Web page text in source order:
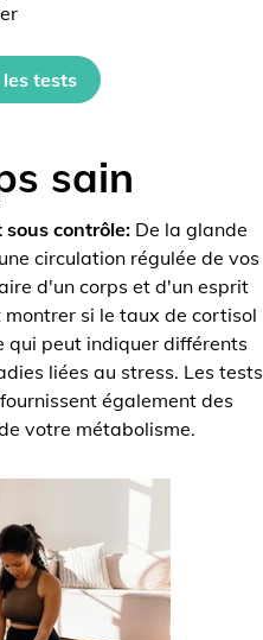
tests
sain
contrôle:De la glande
circulation régulée de vos
d'un corps et d'un esprit
si le taux de cortisol
qui peut indiquer différents
liées au stress. Les tests
également des
votre métabolisme.